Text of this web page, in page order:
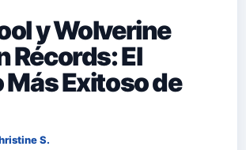
y Wolverine
Récords: El
Más Exitoso de
S.